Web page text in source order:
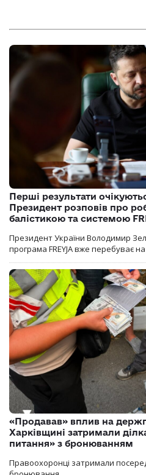
Перші результати
Президент розповів про
балістикою та системою
Президент України Володимир
програма FREYJA вже перебуває на
«Продавав» вплив на
Харківщині затримали
питання» з бронюванням
Правоохоронці затримали